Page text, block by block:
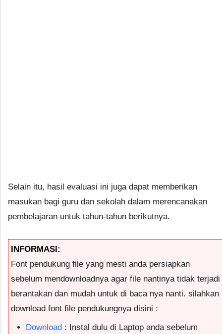
Selain itu, hasil evaluasi ini juga dapat memberikan
masukan bagi guru dan sekolah dalam merencanakan
pembelajaran untuk tahun-tahun berikutnya.
INFORMASI:
Font pendukung file yang mesti anda persiapkan
sebelum mendownloadnya agar file nantinya tidak terjadi
berantakan dan mudah untuk di baca nya nanti. silahkan
download font file pendukungnya disini :
Download : Instal dulu di Laptop anda sebelum